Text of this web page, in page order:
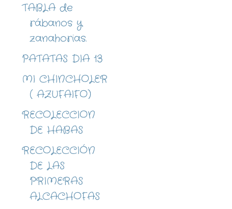
TABLA de
rábanos y
zanahorias.
PATATAS DIA 13
MI CHINCHOLER
( AZUFAIFO)
RECOLECCION
DE HABAS
RECOLECCIÓN
DE LAS
PRIMERAS
ALCACHOFAS